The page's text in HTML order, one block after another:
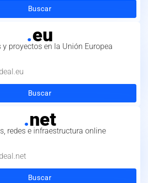
Buscar
.eu
y proyectos en la Unión Europea
Buscar
.net
redes e infraestructura online
Buscar